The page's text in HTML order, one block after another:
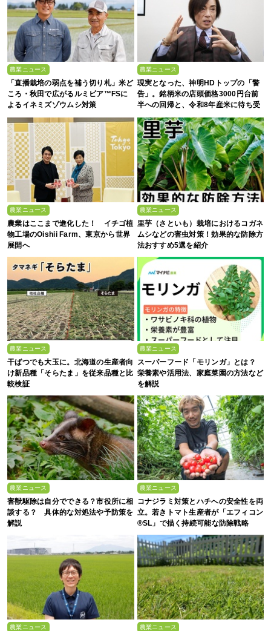
農業ニュース
「直播栽培の弱点を補う切り札」米ど
ころ・秋田で広がるルミビア™FSに
よるイネミズゾウムシ対策
農業ニュース
現実となった、神明HDトップの「警
告」。銘柄米の店頭価格3000円台前
半への回帰と、令和8年産米に待ち受
ける“大暴落”の可能性
農業ニュース
農業はここまで進化した！ イチゴ植
物工場のOishii Farm、東京から世界
展開へ
農業ニュース
里芋（さといも）栽培におけるコガネ
ムシなどの害虫対策！効果的な防除方
法おすすめ5選を紹介
農業ニュース
干ばつでも大玉に。北海道の生産者向
け新品種「そらたま」を従来品種と比
較検証
農業ニュース
スーパーフード「モリンガ」とは？
栄養素や活用法、家庭菜園の方法など
を解説
農業ニュース
害獣駆除は自分でできる？市役所に相
談する？ 具体的な対処法や予防策を
解説
農業ニュース
コナジラミ対策とハチへの安全性を両
立。若きトマト生産者が「エフィコン
®SL」で描く持続可能な防除戦略
農業ニュース 農業ニュース